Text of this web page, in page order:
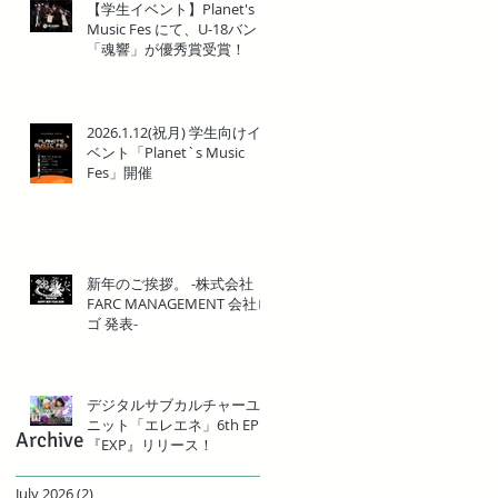
【学生イベント】Planet's
Music Fes にて、U-18バンド
「魂響」が優秀賞受賞！
2026.1.12(祝月) 学生向けイ
ベント「Planet`s Music
Fes」開催
新年のご挨拶。 -株式会社
FARC MANAGEMENT 会社ロ
ゴ 発表-
デジタルサブカルチャーユ
ニット「エレエネ」6th EP
『EXP』リリース！
Archive
July 2026(2)